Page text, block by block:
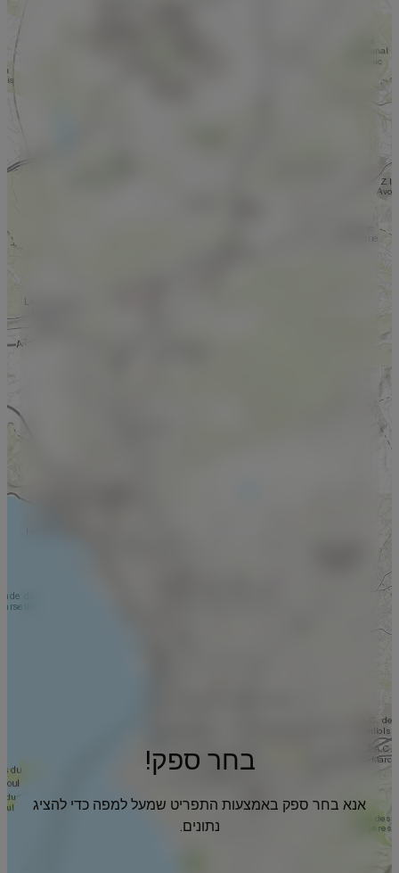
בחר ספק!
אנא בחר ספק באמצעות התפריט שמעל למפה כדי להציג
נתונים.